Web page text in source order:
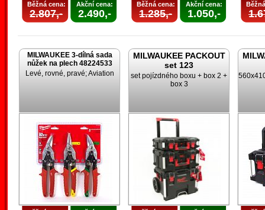
Běžná cena:
2.807,-
Akční cena:
2.490,-
Běžná cena:
1.285,-
Akční cena:
1.050,-
MILWAUKEE 3-dílná sada
nůžek na plech 48224533
Levé, rovné, pravé; Aviation
MILWAUKEE PACKOUT
set 123
set pojízdného boxu + box 2 +
box 3